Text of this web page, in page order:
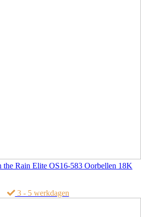
Rain Elite OS16-583 Oorbellen 18K
3 - 5 werkdagen